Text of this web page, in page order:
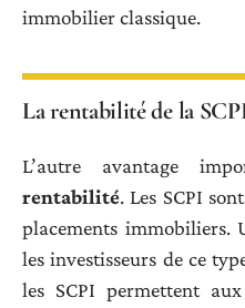
immobilier classique.
La rentabilité de la
L’autre avantage
rentabilité. Les SCPI
placements immobiliers.
les investisseurs de ce
les SCPI permettent